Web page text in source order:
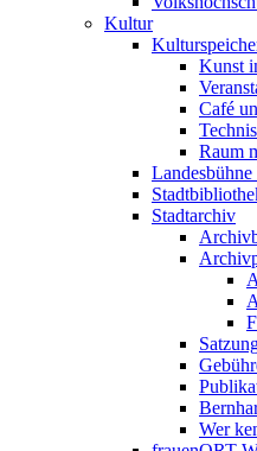
Kultur
Kunst
Café
Raum
Stadtarchiv
Wer